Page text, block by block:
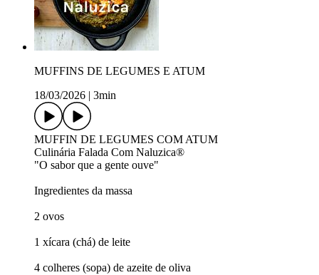
MUFFINS DE LEGUMES E ATUM
18/03/2026
3min
MUFFIN DE LEGUMES COM ATUM
Culinária Falada Com Naluzica®
"O sabor que a gente ouve"
Ingredientes da massa
2 ovos
1 xícara (chá) de leite
4 colheres (sopa) de azeite de oliva